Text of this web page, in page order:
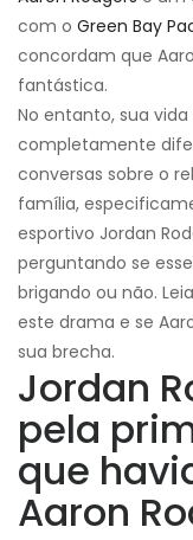
com o Green Bay
concordam que
fantástica.
No entanto, sua
completamente
conversas sobre o
família,
esportivo Jordan
perguntando se
brigando ou não.
este drama e se
sua brecha.
Jordan
pela
que
Aaron